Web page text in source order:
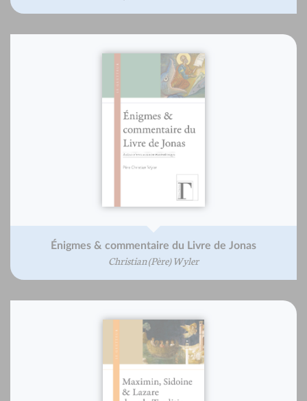
Énigmes & commentaire du Livre de Jonas
Christian (Père) Wyler